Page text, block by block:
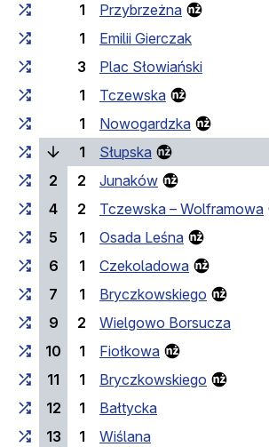
1
Przybrzeżna
1
Emilii Gierczak
3
Plac Słowiański
1
Tczewska
1
Nowogardzka
1
Słupska
2
2
Junaków
4
2
Tczewska – Wolframowa
5
1
Osada Leśna
6
1
Czekoladowa
7
1
Bryczkowskiego
9
2
Wielgowo Borsucza
10
1
Fiołkowa
11
1
Bryczkowskiego
12
1
Bałtycka
13
1
Wiślana